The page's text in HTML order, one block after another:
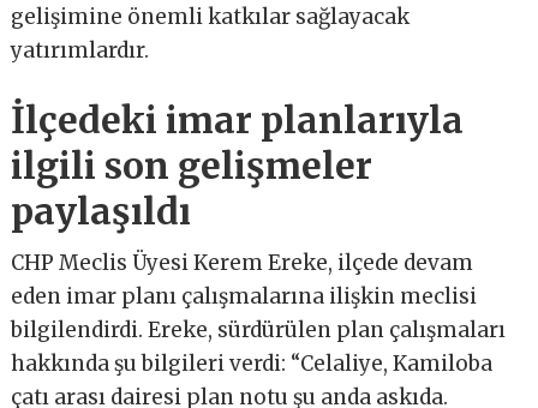
gelişimine önemli katkılar sağlayacak
yatırımlardır.
İlçedeki imar planlarıyla
ilgili son gelişmeler
paylaşıldı
CHP Meclis Üyesi Kerem Ereke, ilçede devam
eden imar planı çalışmalarına ilişkin meclisi
bilgilendirdi. Ereke, sürdürülen plan çalışmaları
hakkında şu bilgileri verdi: “Celaliye, Kamiloba
çatı arası dairesi plan notu şu anda askıda.